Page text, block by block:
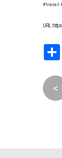
#travail
URL :
<